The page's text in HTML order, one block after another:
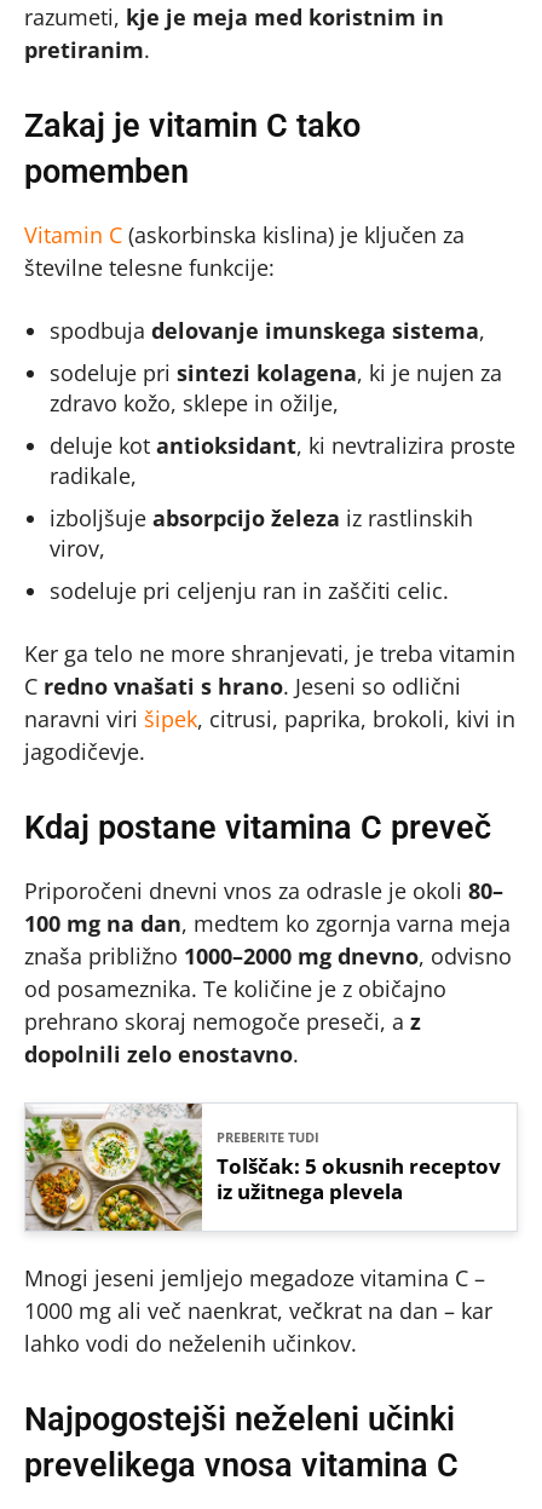
razumeti, kje je meja med koristnim in
pretiranim.
Zakaj je vitamin C tako
pomemben
Vitamin C (askorbinska kislina) je ključen za
številne telesne funkcije:
spodbuja delovanje imunskega sistema,
sodeluje pri sintezi kolagena, ki je nujen za
zdravo kožo, sklepe in ožilje,
deluje kot antioksidant, ki nevtralizira proste
radikale,
izboljšuje absorpcijo železa iz rastlinskih
virov,
sodeluje pri celjenju ran in zaščiti celic.
Ker ga telo ne more shranjevati, je treba vitamin
C redno vnašati s hrano. Jeseni so odlični
naravni viri šipek, citrusi, paprika, brokoli, kivi in
jagodičevje.
Kdaj postane vitamina C preveč
Priporočeni dnevni vnos za odrasle je okoli 80–
100 mg na dan, medtem ko zgornja varna meja
znaša približno 1000–2000 mg dnevno, odvisno
od posameznika. Te količine je z običajno
prehrano skoraj nemogoče preseči, a z
dopolnili zelo enostavno.
PREBERITE TUDI
Tolščak: 5 okusnih receptov
iz užitnega plevela
Mnogi jeseni jemljejo megadoze vitamina C –
1000 mg ali več naenkrat, večkrat na dan – kar
lahko vodi do neželenih učinkov.
Najpogostejši neželeni učinki
prevelikega vnosa vitamina C